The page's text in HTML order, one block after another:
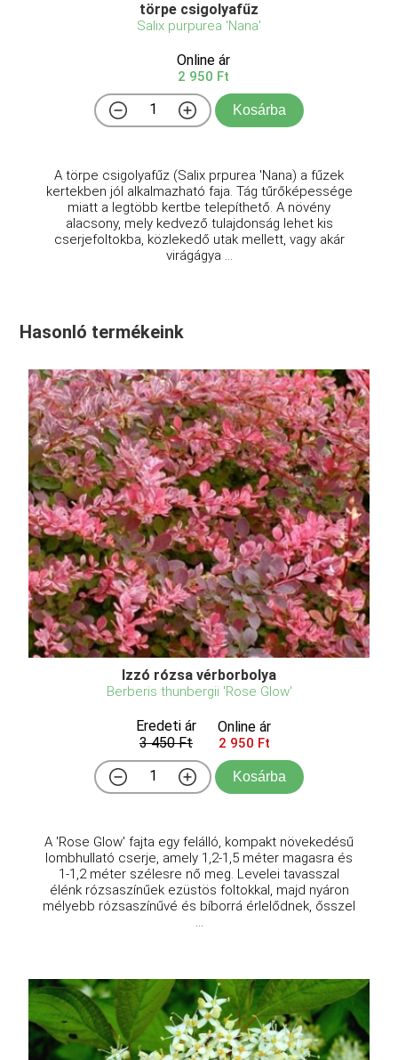
törpe csigolyafűz
Salix purpurea 'Nana'
Online ár
2 950 Ft
Kosárba
A törpe csigolyafűz (Salix prpurea 'Nana) a fűzek
kertekben jól alkalmazható faja. Tág tűrőképessége
miatt a legtöbb kertbe telepíthető. A növény
alacsony, mely kedvező tulajdonság lehet kis
cserjefoltokba, közlekedő utak mellett, vagy akár
virágágya ...
Hasonló termékeink
Izzó rózsa vérborbolya
Berberis thunbergii 'Rose Glow'
Eredeti ár
3 450 Ft
Online ár
2 950 Ft
Kosárba
A 'Rose Glow' fajta egy felálló, kompakt növekedésű
lombhullató cserje, amely 1,2-1,5 méter magasra és
1-1,2 méter szélesre nő meg. Levelei tavasszal
élénk rózsaszínűek ezüstös foltokkal, majd nyáron
mélyebb rózsaszínűvé és bíborrá érlelődnek, ősszel
...